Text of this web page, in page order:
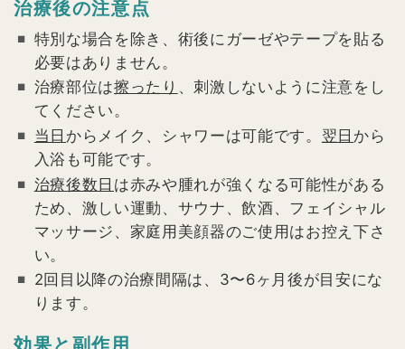
治療後の注意点
特別な場合を除き、術後にガーゼやテープを貼る
必要はありません。
治療部位は擦ったり 、刺激しないように注意をし
てください。
当日 からメイク、シャワーは可能です。 翌日 から
入浴も可能です。
治療後数日 は赤みや腫れが強くなる可能性がある
ため、激しい運動、サウナ、飲酒、フェイシャル
マッサージ、家庭用美顔器のご使用はお控え下さ
い。
2回目以降の治療間隔は、3〜6ヶ月後が目安にな
ります。
効果と副作用